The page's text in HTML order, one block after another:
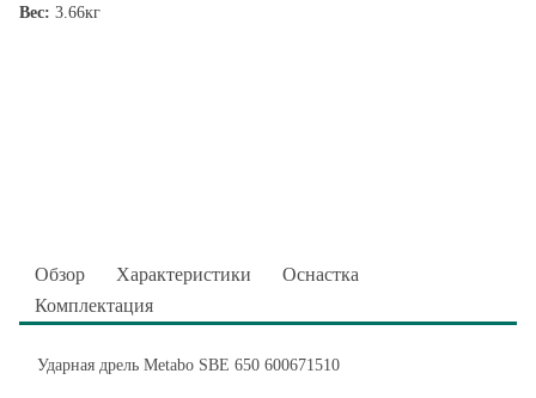
Вес: 3.66кг
Обзор Характеристики
Оснастка
Комплектация
Ударная дрель Metabo SBE 650 600671510